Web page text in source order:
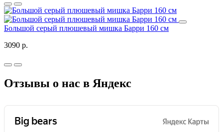
Большой серый плюшевый мишка Барри 160 см
3090 р.
Отзывы о нас в Яндекс